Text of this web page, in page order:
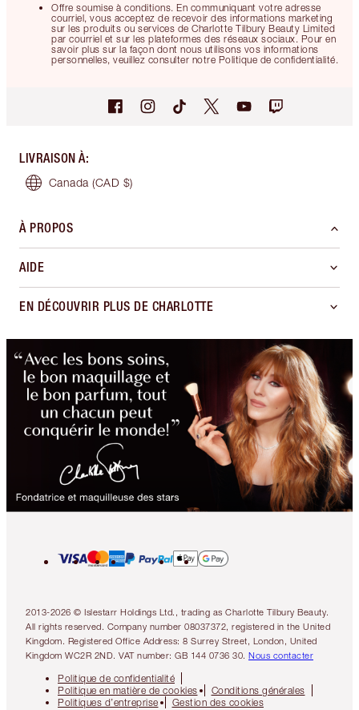
Offre soumise à conditions. En communiquant votre adresse
courriel, vous acceptez de recevoir des informations marketing
sur les produits ou services de Charlotte Tilbury Beauty Limited
par courriel et sur les plateformes des réseaux sociaux. Pour en
savoir plus sur la façon dont nous utilisons vos informations
personnelles, veuillez consulter notre Politique de confidentialité.
LIVRAISON À:
Canada (CAD $)
À PROPOS
AIDE
EN DÉCOUVRIR PLUS DE CHARLOTTE
2013-2026 © Islestarr Holdings Ltd., trading as Charlotte Tilbury Beauty.
All rights reserved. Company number 08037372, registered in the United
Kingdom. Registered Office Address: 8 Surrey Street, London, United
Kingdom WC2R 2ND. VAT number: GB 144 0736 30. Nous contacter
Politique de confidentialité
Politique en matière de cookies
Conditions générales
Politiques d’entreprise
Gestion des cookies